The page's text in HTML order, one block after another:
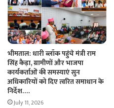
भीमताल: धारी ब्लॉक पहुंचे मंत्री राम
सिंह कैड़ा, ग्रामीणों और भाजपा
कार्यकर्ताओं की समस्याएं सुन
अधिकारियों को दिए त्वरित समाधान के
निर्देश….
July 11, 2026